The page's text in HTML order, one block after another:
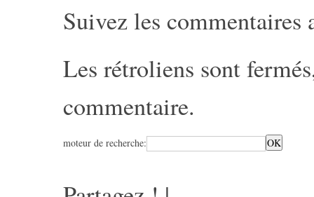
Suivez les commentaires
Les rétroliens sont
commentaire.
moteur de recherche: